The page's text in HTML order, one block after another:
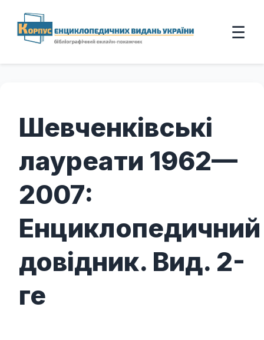
Корпус енциклопедичних видань
☰
Шевченківські
лауреати 1962—
2007:
Енциклопедичний
довідник. Вид. 2-
ге